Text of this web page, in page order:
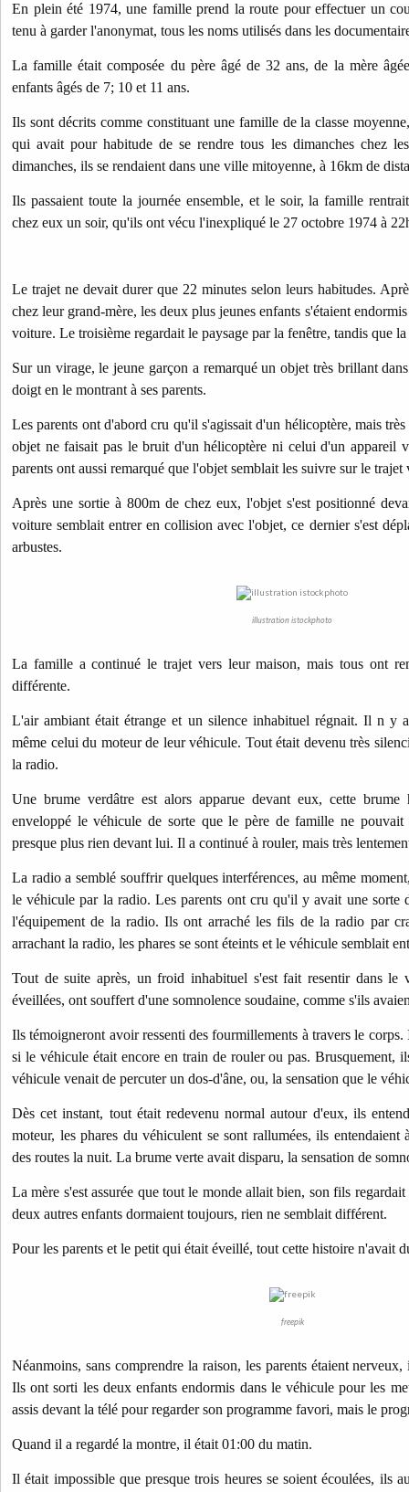
En plein été 1974, une famille prend la route pour effectuer un
tenu à garder l'anonymat, tous les noms utilisés dans les
La famille était composée du père âgé de 32 ans, de la mère
enfants âgés de 7; 10 et 11 ans.
Ils sont décrits comme constituant une famille de la classe
quiavait pour habitude de se rendre tous les dimanches chez
dimanches, ils se rendaient dans une ville mitoyenne, à 16km de
Ils passaient toute la journée ensemble, et le soir, la famille
chez eux un soir, qu'ils ont vécu l'inexpliqué le 27 octobre 1974 à
Le trajet ne devait durer que 22 minutes selon leurs habitudes.
chez leur grand-mère, les deux plus jeunes enfants s'étaient
voiture. Le troisième regardait le paysage par la fenêtre, tandis que
Sur un virage, le jeune garçon a remarqué un objet très brillant
doigt en le montrant à ses parents.
Les parents ont d'abord cru qu'il s'agissait d'un hélicoptère, mais
objet ne faisait pas le bruit d'un hélicoptère ni celui d'un appareil
parents ont aussi remarqué que l'objet semblait les suivre sur le
Après une sortie à 800m de chez eux, l'objet s'est positionné
voiture semblait entrer en collision avec l'objet, ce dernier s'est
arbustes.
illustration istockphoto
La famille a continué le trajet vers leur maison, mais tous ont
différente.
L'air ambiant était étrange et un silence inhabituel régnait. Il n y
même celui du moteur de leur véhicule. Tout était devenu très
la radio.
Une brume verdâtre est alors apparue devant eux, cette
enveloppé le véhicule de sorte que le père de famille ne
presque plus rien devant lui. Il a continué à rouler, mais très
La radio a semblé souffrir quelques interférences, au même
le véhicule par la radio. Les parents ont cru qu'il y avait une sorte
l'équipement de la radio. Ils ont arraché les fils de la radio par
arrachant la radio, les phares se sont éteints et le véhicule semblait
Tout de suite après, un froid inhabituel s'est fait resentir dans le
éveillées, ont souffert d'une somnolence soudaine, comme s'ils
Ils témoigneront avoir ressenti des fourmillements à travers le corps.
si le véhicule était encore en train de rouler ou pas. Brusquement,
véhicule venait de percuter un dos-d'âne, ou, la sensation que le
Dès cet instant, tout était redevenu normal autour d'eux, ils
moteur, les phares du véhiculent se sont rallumées, ils entendaient
des routes la nuit. La brume verte avait disparu, la sensation de
La mère s'est assurée que tout le monde allait bien, son fils
deux autres enfants dormaient toujours, rien ne semblait différent.
Pour les parents et le petit qui était éveillé, tout cette histoire n'avait
freepik
Néanmoins, sans comprendre la raison, les parents étaient nerveux,
Ils ont sorti les deux enfants endormis dans le véhicule pour les
assis devant la télé pour regarder son programme favori, mais le
Quand il a regardé la montre, il était 01:00 du matin.
Il était impossible que presque trois heures se soient écoulées, ils